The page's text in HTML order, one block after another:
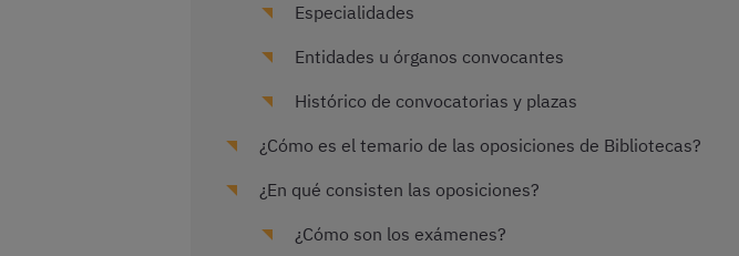
Especialidades
Entidades u órganos convocantes
Histórico de convocatorias y plazas
¿Cómo es el temario de las oposiciones de Bibliotecas?
¿En qué consisten las oposiciones?
¿Cómo son los exámenes?